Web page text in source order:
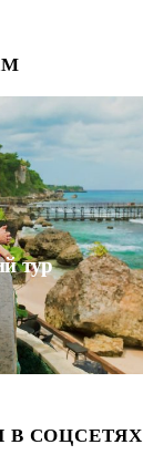
тур
В СОЦСЕТЯХ